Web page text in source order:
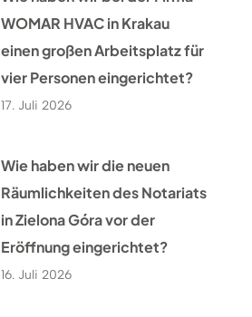
WOMAR HVAC in Krakau
einen großen Arbeitsplatz für
vier Personen eingerichtet?
17. Juli 2026
Wie haben wir die neuen
Räumlichkeiten des Notariats
in Zielona Góra vor der
Eröffnung eingerichtet?
16. Juli 2026